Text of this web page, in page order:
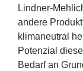
Lindner-
andere
klimaneutral
Potenzial
Bedarf an